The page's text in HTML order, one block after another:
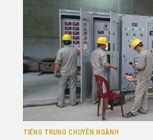
TIẾNG TRUNG CHUYÊN NGÀNH